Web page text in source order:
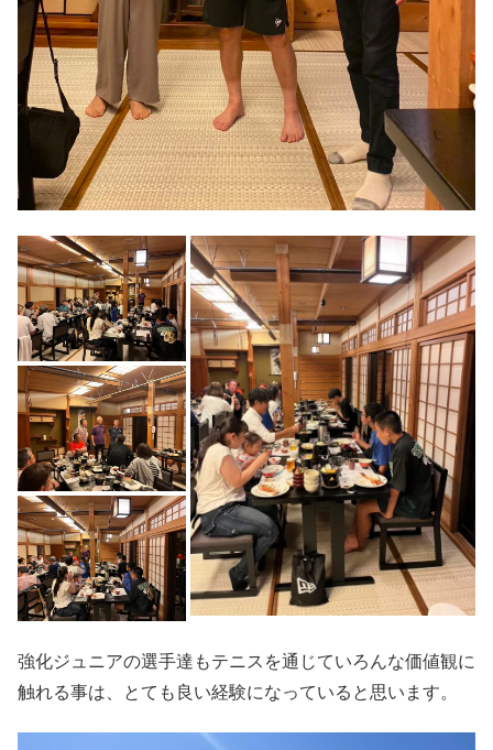
強化ジュニアの選手達もテニスを通じていろんな価値観に
触れる事は、とても良い経験になっていると思います。